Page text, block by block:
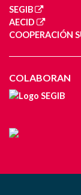
SEGIB
AECID
COOPERACIÓN
COLABORAN